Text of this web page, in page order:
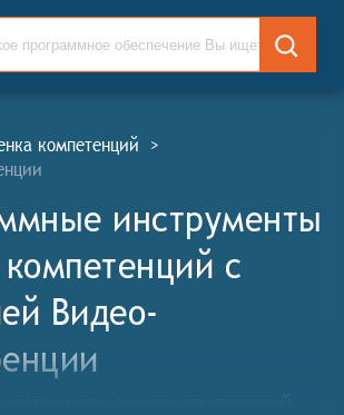
компетенций >
инструменты
c
Видео-
оценки компетенций